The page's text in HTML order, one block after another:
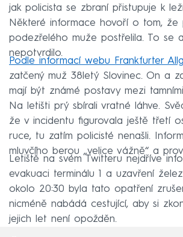
jak policista se zbraní přistupuje k
Některé informace hovoří o tom, že
podezřelého muže postřelila. To se
nepotvrdilo.
Podle informací webu Frankfurter
zatčený muž 38letý Slovinec. On a
mají být známé postavy mezi
Na letišti prý sbírali vratné láhve.
že v incidentu figurovala ještě třetí
ruce, tu zatím policisté nenašli.
mluvčího berou „velice vážně“ a
Letiště na svém Twitteru nejdříve
evakuaci terminálu 1 a uzavření
okolo 20:30 byla tato opatření
nicméně nabádá cestující, aby si
jejich let není opožděn.